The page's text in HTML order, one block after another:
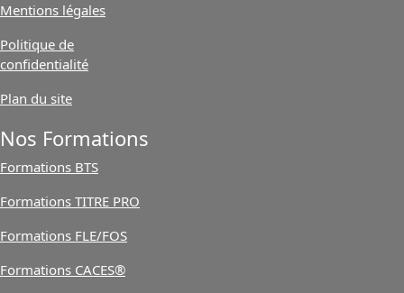
Mentions légales
Politique de
confidentialité
Plan du site
Nos Formations
Formations BTS
Formations TITRE PRO
Formations FLE/FOS
Formations CACES®